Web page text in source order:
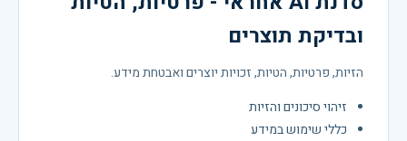
ובדיקת תוצרים
הזיות, פרטיות, הטיות, זכויות יוצרים ואבטחת מידע.
זיהוי סיכונים והזיות
כללי שימוש במידע